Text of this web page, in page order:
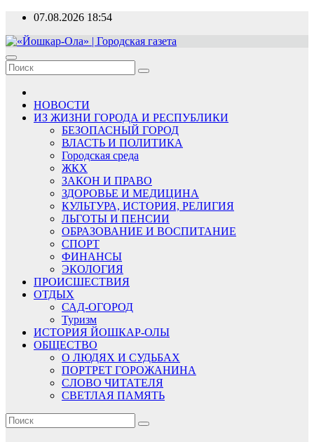
Перейти
содержимому
07.08.2026 18:54
«Йошкар-Ола» | Городская газета
Новости, события, люди
НОВОСТИ
ИЗ ЖИЗНИ ГОРОДА И РЕСПУБЛИКИ
БЕЗОПАСНЫЙ ГОРОД
ВЛАСТЬ И ПОЛИТИКА
Городская среда
ЖКХ
ЗАКОН И ПРАВО
ЗДОРОВЬЕ И МЕДИЦИНА
КУЛЬТУРА, ИСТОРИЯ, РЕЛИГИЯ
ЛЬГОТЫ И ПЕНСИИ
ОБРАЗОВАНИЕ И ВОСПИТАНИЕ
СПОРТ
ФИНАНСЫ
ЭКОЛОГИЯ
ПРОИСШЕСТВИЯ
ОТДЫХ
САД-ОГОРОД
Туризм
ИСТОРИЯ ЙОШКАР-ОЛЫ
ОБЩЕСТВО
О ЛЮДЯХ И СУДЬБАХ
ПОРТРЕТ ГОРОЖАНИНА
СЛОВО ЧИТАТЕЛЯ
СВЕТЛАЯ ПАМЯТЬ